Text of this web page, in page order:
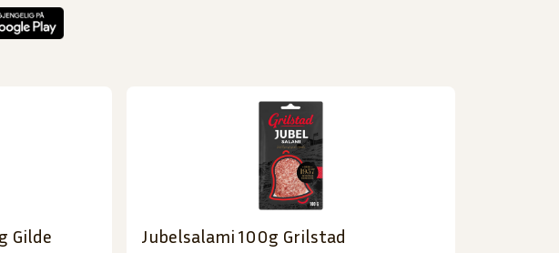
Gilde Jubelsalami 100g Grilstad